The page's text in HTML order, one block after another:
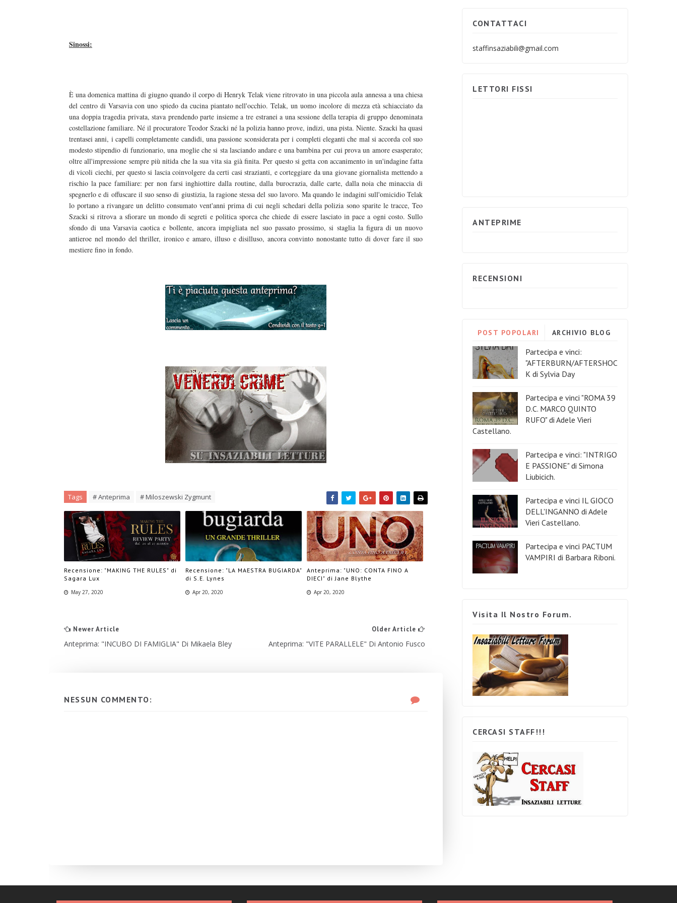
Sinossi:
È una domenica mattina di giugno quando il corpo di Henryk Telak viene ritrovato in una piccola aula annessa a una chiesa
del centro di Varsavia con uno spiedo da cucina piantato nell'occhio. Telak, un uomo incolore di mezza età schiacciato da
una doppia tragedia privata, stava prendendo parte insieme a tre estranei a una sessione della terapia di gruppo denominata
costellazione familiare. Né il procuratore Teodor Szacki né la polizia hanno prove, indizi, una pista. Niente. Szacki ha quasi
trentasei anni, i capelli completamente candidi, una passione sconsiderata per i completi eleganti che mal si accorda col suo
modesto stipendio di funzionario, una moglie che si sta lasciando andare e una bambina per cui prova un amore esasperato;
oltre all'impressione sempre più nitida che la sua vita sia già finita. Per questo si getta con accanimento in un'indagine fatta
di vicoli ciechi, per questo si lascia coinvolgere da certi casi strazianti, e corteggiare da una giovane giornalista mettendo a
rischio la pace familiare: per non farsi inghiottire dalla routine, dalla burocrazia, dalle carte, dalla noia che minaccia di
spegnerlo e di offuscare il suo senso di giustizia, la ragione stessa del suo lavoro. Ma quando le indagini sull'omicidio Telak
lo portano a rivangare un delitto consumato vent'anni prima di cui negli schedari della polizia sono sparite le tracce, Teo
Szacki si ritrova a sfiorare un mondo di segreti e politica sporca che chiede di essere lasciato in pace a ogni costo. Sullo
sfondo di una Varsavia caotica e bollente, ancora impigliata nel suo passato prossimo, si staglia la figura di un nuovo
antieroe nel mondo del thriller, ironico e amaro, illuso e disilluso, ancora convinto nonostante tutto di dover fare il suo
mestiere fino in fondo.
Tags # Anteprima # Miloszewski Zygmunt
Recensione: "MAKING THE RULES" di
Sagara Lux
May 27, 2020
Recensione: "LA MAESTRA BUGIARDA"
di S.E. Lynes
Apr 20, 2020
Anteprima: "UNO: CONTA FINO A
DIECI" di Jane Blythe
Apr 20, 2020
Newer Article
Anteprima: "INCUBO DI FAMIGLIA" Di Mikaela Bley
Older Article
Anteprima: "VITE PARALLELE" Di Antonio Fusco
NESSUN COMMENTO:
CONTATTACI
staffinsaziabili@gmail.com
LETTORI FISSI
ANTEPRIME
RECENSIONI
POST POPOLARI ARCHIVIO BLOG
Partecipa e vinci:
"AFTERBURN/AFTERSHOC
K di Sylvia Day
Partecipa e vinci "ROMA 39
D.C. MARCO QUINTO
RUFO" di Adele Vieri
Castellano.
Partecipa e vinci: "INTRIGO
E PASSIONE" di Simona
Liubicich.
Partecipa e vinci IL GIOCO
DELL'INGANNO di Adele
Vieri Castellano.
Partecipa e vinci PACTUM
VAMPIRI di Barbara Riboni.
Visita Il Nostro Forum.
CERCASI STAFF!!!